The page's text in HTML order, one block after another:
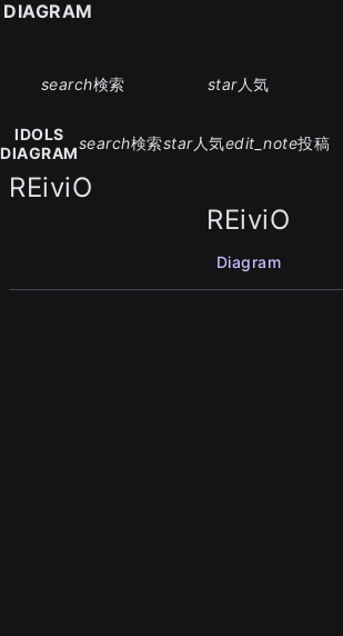
search検索 star人気
IDOLS
DIAGRAM
search検索star人気edit_note投稿
REiviO
REiviO
Diagram